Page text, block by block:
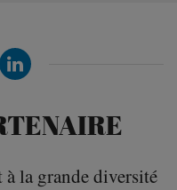
la grande diversité